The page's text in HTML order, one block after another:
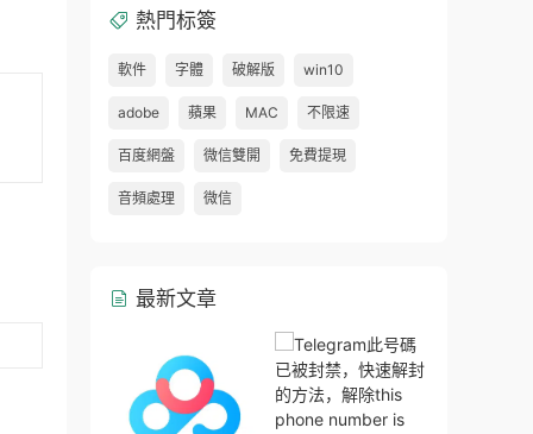
熱門标簽
軟件 字體 破解版 win10
adobe 蘋果 MAC 不限速
百度網盤 微信雙開 免費提現
音頻處理 微信
最新文章